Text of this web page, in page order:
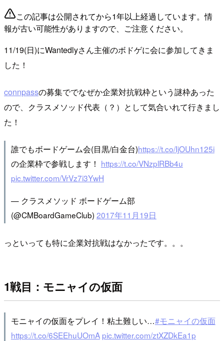
この記事は公開されてから1年以上経過しています。情
報が古い可能性がありますので、ご注意ください。
11/19(日)にWantedlyさん主催のボドゲに会に参加してきま
した！
connpassの募集ででなぜか企業対抗戦枠という謎枠あった
ので、クラスメソッド代表（？）として気合いれて行きまし
た！
誰でもボードゲーム会(目黒/白金台)https://t.co/IjOUhn125i
の企業枠で参戦します！ https://t.co/VNzplRBb4u
pic.twitter.com/VrVz7i3YwH
— クラスメソッド ボードゲーム部
(@CMBoardGameClub) 2017年11月19日
っといっても特に企業対抗戦はなかったです。。。
1戦目：モニャイの仮面
モニャイの仮面をプレイ！粘土難しい…#モニャイの仮面
https://t.co/6SEEhuUOmA pic.twitter.com/ztXZDkEa1p